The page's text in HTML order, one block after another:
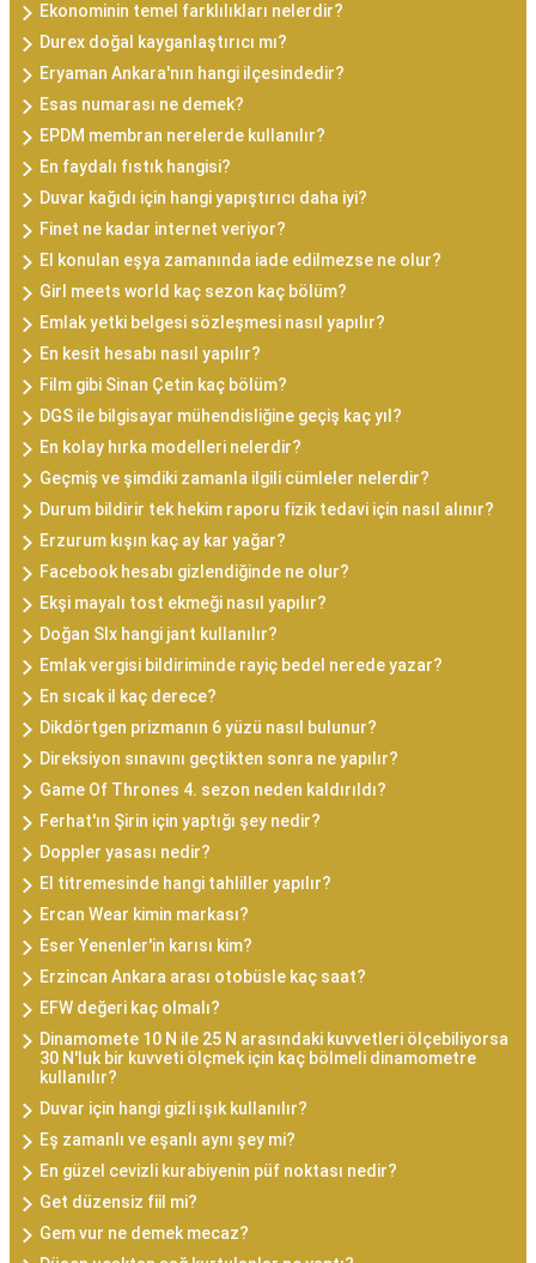
Ekonominin temel farklılıkları nelerdir?
Durex doğal kayganlaştırıcı mı?
Eryaman Ankara'nın hangi ilçesindedir?
Esas numarası ne demek?
EPDM membran nerelerde kullanılır?
En faydalı fıstık hangisi?
Duvar kağıdı için hangi yapıştırıcı daha iyi?
Finet ne kadar internet veriyor?
El konulan eşya zamanında iade edilmezse ne olur?
Girl meets world kaç sezon kaç bölüm?
Emlak yetki belgesi sözleşmesi nasıl yapılır?
En kesit hesabı nasıl yapılır?
Film gibi Sinan Çetin kaç bölüm?
DGS ile bilgisayar mühendisliğine geçiş kaç yıl?
En kolay hırka modelleri nelerdir?
Geçmiş ve şimdiki zamanla ilgili cümleler nelerdir?
Durum bildirir tek hekim raporu fizik tedavi için nasıl alınır?
Erzurum kışın kaç ay kar yağar?
Facebook hesabı gizlendiğinde ne olur?
Ekşi mayalı tost ekmeği nasıl yapılır?
Doğan Slx hangi jant kullanılır?
Emlak vergisi bildiriminde rayiç bedel nerede yazar?
En sıcak il kaç derece?
Dikdörtgen prizmanın 6 yüzü nasıl bulunur?
Direksiyon sınavını geçtikten sonra ne yapılır?
Game Of Thrones 4. sezon neden kaldırıldı?
Ferhat'ın Şirin için yaptığı şey nedir?
Doppler yasası nedir?
El titremesinde hangi tahliller yapılır?
Ercan Wear kimin markası?
Eser Yenenler'in karısı kim?
Erzincan Ankara arası otobüsle kaç saat?
EFW değeri kaç olmalı?
Dinamomete 10 N ile 25 N arasındaki kuvvetleri ölçebiliyorsa
30 N'luk bir kuvveti ölçmek için kaç bölmeli dinamometre
kullanılır?
Duvar için hangi gizli ışık kullanılır?
Eş zamanlı ve eşanlı aynı şey mi?
En güzel cevizli kurabiyenin püf noktası nedir?
Get düzensiz fiil mi?
Gem vur ne demek mecaz?